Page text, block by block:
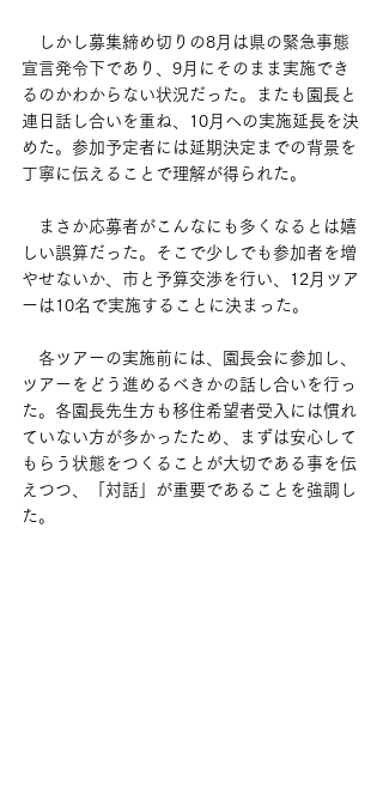
しかし募集締め切りの8月は県の緊急事態
宣言発令下であり、9月にそのまま実施でき
るのかわからない状況だった。またも園長と
連日話し合いを重ね、10月への実施延長を決
めた。参加予定者には延期決定までの背景を
丁寧に伝えることで理解が得られた。
まさか応募者がこんなにも多くなるとは嬉
しい誤算だった。そこで少しでも参加者を増
やせないか、市と予算交渉を行い、12月ツア
ーは10名で実施することに決まった。
各ツアーの実施前には、園長会に参加し、
ツアーをどう進めるべきかの話し合いを行っ
た。各園長先生方も移住希望者受入には慣れ
ていない方が多かったため、まずは安心して
もらう状態をつくることが大切である事を伝
えつつ、「対話」が重要であることを強調し
た。